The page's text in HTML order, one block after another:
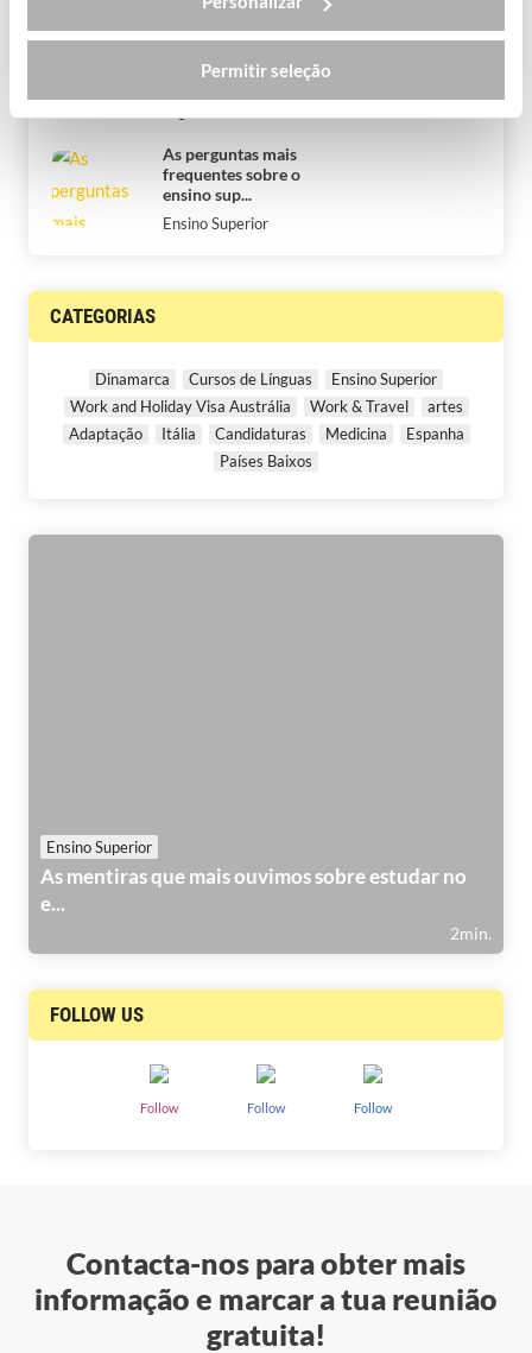
Permitir seleção
Tudo sobre fazer o
ensino secundário no
estrang...
As perguntas mais
frequentes sobre o
ensino sup...
Ensino Superior
CATEGORIAS
Dinamarca Cursos de Línguas
Ensino Superior
Work and Holiday Visa Austrália
Work & Travel
artes
Adaptação
Itália Candidaturas Medicina
Espanha
Países Baixos
Ensino Superior
As mentiras que mais ouvimos sobre estudar no
e...
2min.
FOLLOW US
Follow Follow Follow
Contacta-nos para obter mais
informação e marcar a tua reunião
gratuita!